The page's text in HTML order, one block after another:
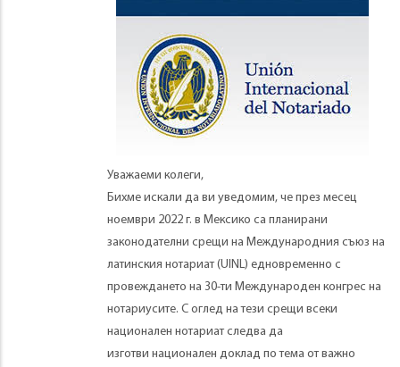
Уважаеми колеги,
Бихме искали да ви уведомим, че през месец
ноември 2022 г. в Мексико са планирани
законодателни срещи на Международния съюз на
латинския нотариат (UINL) едновременно с
провеждането на 30-ти Международен конгрес на
нотариусите. С оглед на тези срещи всеки
национален нотариат следва да
изготви национален доклад по тема от важно